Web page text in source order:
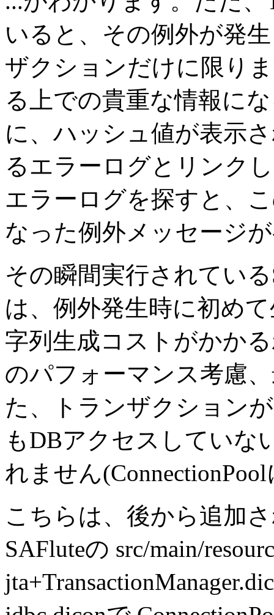
いると、その例外が発
ザクションだけに限り
る上での貴重な情報に
に、ハッシュ値が表示
るエラーログとリンク
エラーログを探すと、
なった例外メッセージ
その瞬間実行されてい
は、例外発生時に初め
字列生成コストがかか
のパフォーマンス考慮
た、トランザクション
もDBアクセスしていな
れません
こちらは、後から追加
SAFluteの src/main/